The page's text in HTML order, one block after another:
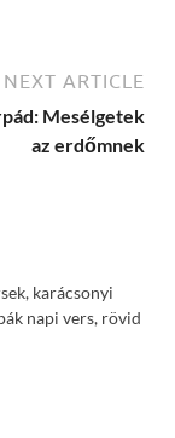
NEXT ARTICLE
Mesélgetek
az erdőmnek
karácsonyi
napi vers, rövid